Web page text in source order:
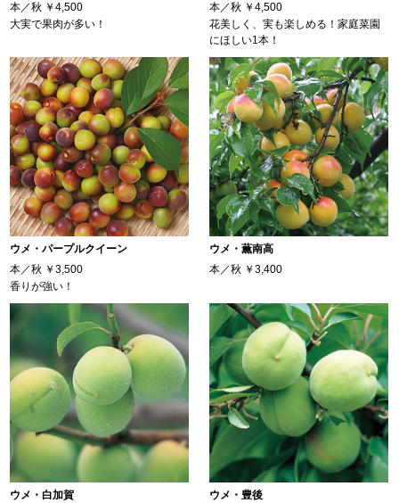
本／秋 ￥4,500
大実で果肉が多い！
本／秋 ￥4,500
花美しく、実も楽しめる！家庭菜園
にほしい1本！
ウメ・パープルクイーン
本／秋 ￥3,500
香りが強い！
ウメ・薫南高
本／秋 ￥3,400
ウメ・白加賀
ウメ・豊後